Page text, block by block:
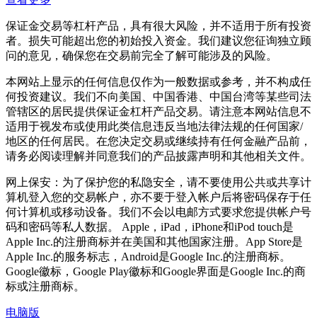
保证金交易等杠杆产品，具有很大风险，并不适用于所有投资
者。损失可能超出您的初始投入资金。我们建议您征询独立顾
问的意见，确保您在交易前完全了解可能涉及的风险。
本网站上显示的任何信息仅作为一般数据或参考，并不构成任
何投资建议。我们不向美国、中国香港、中国台湾等某些司法
管辖区的居民提供保证金杠杆产品交易。请注意本网站信息不
适用于视发布或使用此类信息违反当地法律法规的任何国家/
地区的任何居民。在您决定交易或继续持有任何金融产品前，
请务必阅读理解并同意我们的产品披露声明和其他相关文件。
网上保安：为了保护您的私隐安全，请不要使用公共或共享计
算机登入您的交易帐户，亦不要于登入帐户后将密码保存于任
何计算机或移动设备。我们不会以电邮方式要求您提供帐户号
码和密码等私人数据。 Apple，iPad，iPhone和iPod touch是
Apple Inc.的注册商标并在美国和其他国家注册。App Store是
Apple Inc.的服务标志，Android是Google Inc.的注册商标。
Google徽标，Google Play徽标和Google界面是Google Inc.的商
标或注册商标。
电脑版